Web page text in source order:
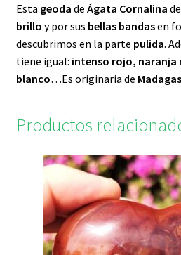
Esta geoda de Ágata Cornalina
brillo y por sus bellas bandasen
descubrimos en la parte pulida.
tiene igual: intenso rojo, naranja
blanco…Es originaria de
Productos